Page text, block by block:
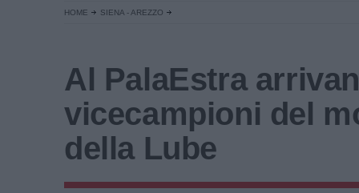
HOME SIENA - AREZZO
Al PalaEstra
vicecampioni del
della Lube